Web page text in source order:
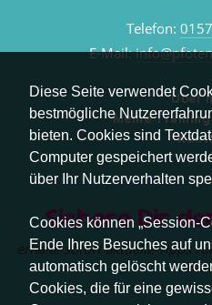
Diese Seite verwendet
bestmögliche
bieten. Cookies sind
Computer gespeichert
über Ihr Nutzerverhalten
Cookies können „Session-
Ende Ihres Besuches auf
automatisch gelöscht
Cookies, die für eine
Telefon:
E-Mail:
Über
Meine
Sichere Dir
erhalte sofort aktuelle Tipps